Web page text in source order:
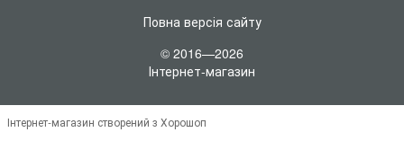
Повна версія сайту
© 2016—2026
Інтернет-магазин
Інтернет-магазин створений з Хорошоп